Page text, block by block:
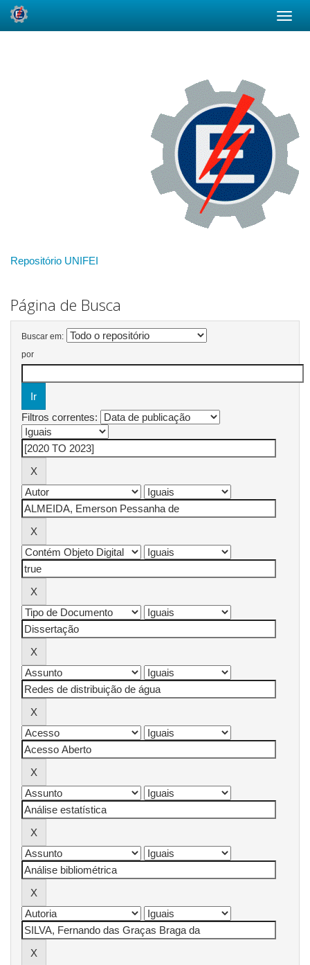
Repositório UNIFEI
Página de Busca
Buscar em:
por
Filtros correntes: